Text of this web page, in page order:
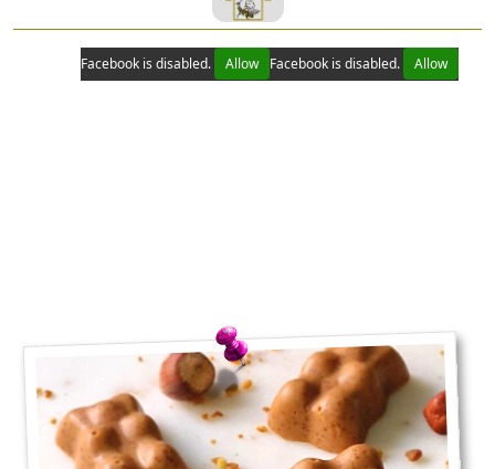
Facebook is disabled. Allow Facebook is disabled. Allow